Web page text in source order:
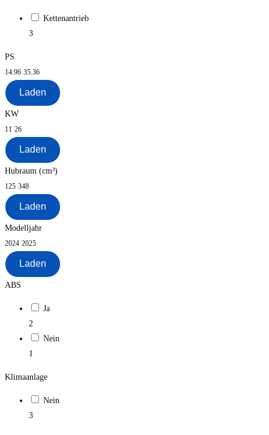
Kettenantrieb
3
PS
14.96 35.36
Laden
KW
11 26
Laden
Hubraum (cm³)
125 348
Laden
Modelljahr
2024 2025
Laden
ABS
Ja
2
Nein
1
Klimaanlage
Nein
3